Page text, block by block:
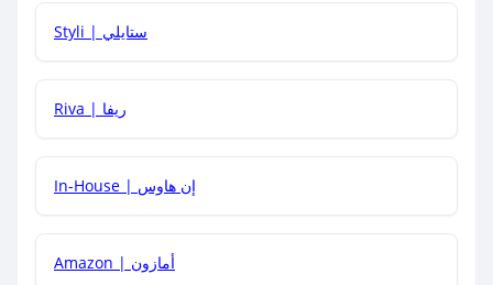
هل يمكنني جمع كود خصم مع العروض الأخرى؟
Styli | ستايلي
Riva | ريفا
In-House | إن هاوس
Amazon | أمازون